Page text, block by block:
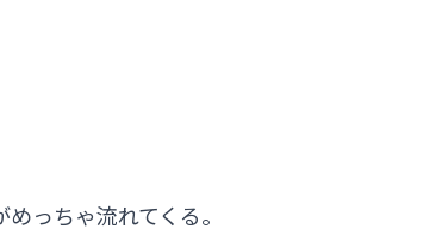
っちゃ流れてくる。